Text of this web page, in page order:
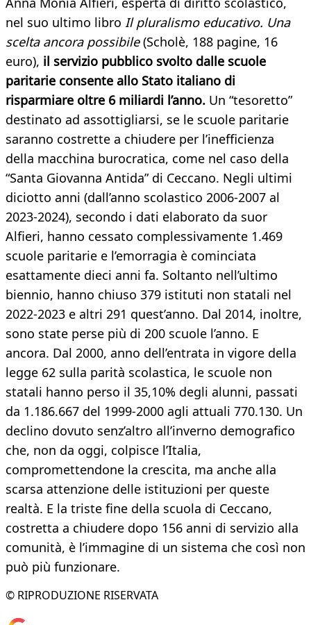
nel suo ultimo libro Il pluralismo educativo. Una
scelta ancora possibile(Scholè, 188 pagine, 16
euro), il servizio pubblico svolto dalle scuole
paritarie consente allo Stato italiano di
risparmiare oltre 6 miliardi l’anno. Un “tesoretto”
destinato ad assottigliarsi, se le scuole paritarie
saranno costrette a chiudere per l’inefficienza
della macchina burocratica, come nel caso della
“Santa Giovanna Antida” di Ceccano. Negli ultimi
diciotto anni (dall’anno scolastico 2006-2007 al
2023-2024), secondo i dati elaborato da suor
Alfieri, hanno cessato complessivamente 1.469
scuole paritarie e l’emorragia è cominciata
esattamente dieci anni fa. Soltanto nell’ultimo
biennio, hanno chiuso 379 istituti non statali nel
2022-2023 e altri 291 quest’anno. Dal 2014, inoltre,
sono state perse più di 200 scuole l’anno. E
ancora. Dal 2000, anno dell’entrata in vigore della
legge 62 sulla parità scolastica, le scuole non
statali hanno perso il 35,10% degli alunni, passati
da 1.186.667 del 1999-2000 agli attuali 770.130. Un
declino dovuto senz’altro all’inverno demografico
che, non da oggi, colpisce l’Italia,
compromettendone la crescita, ma anche alla
scarsa attenzione delle istituzioni per queste
realtà. E la triste fine della scuola di Ceccano,
costretta a chiudere dopo 156 anni di servizio alla
comunità, è l’immagine di un sistema che così non
può più funzionare.
© RIPRODUZIONE RISERVATA